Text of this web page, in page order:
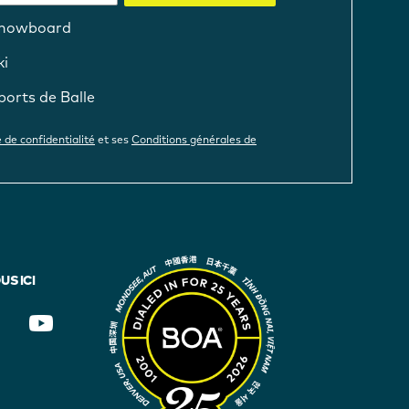
de Balle
de confidentialité et ses Conditions générales de
ICI